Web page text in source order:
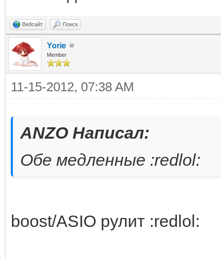
Вебсайт Поиск
Yorie
Member
11-15-2012, 07:38 AM
ANZO Написал:
Обе медленные :redlol:
boost/ASIO рулит :redlol: